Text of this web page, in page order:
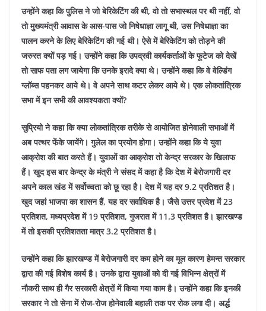
उन्होंने कहा कि पुलिस ने जो बेरिकेटिंग की थी, वो तो सभास्थल पर थी नहीं, वो
तो मुख्यमंत्री आवास के आस-पास जो निषेधाज्ञा लागू थी, उस निषेधाज्ञा का
पालन करने के लिए बेरिकेटिंग की गई थी। ऐसे में बेरिकेटिंग को तोड़ने की
जरुरत क्यों पड़ गई। उन्होंने कहा कि उपद्रवी कार्यकर्ताओं के फूटेज को देखें
तो साफ पता लग जायेगा कि उनके इरादे क्या थे। उन्होंने कहा कि वे वेल्डिंग
ग्लॉब्स पहनकर आये थे। वे अपने साथ कटर लेकर आये थे। एक लोकतांत्रिक
सभा में इन सभी की आवश्यकता क्यों?
सुप्रियो ने कहा कि क्या लोकतांत्रिक तरीके से आयोजित होनेवाली सभाओं में
अब पत्थर फेंके जायेंगे। गुलेल का प्रयोग होगा। उन्होंने कहा कि ये युवा
आक्रोश की बात करते हैं। युवाओं का आक्रोश तो केन्द्र सरकार के खिलाफ
हैं। खुद इस बार केन्द्र के मंत्री ने संसद में कहा है कि देश में बेरोजगारी दर
अपने काल खंड में सर्वोच्चता को छू रहा है। देश में यह दर 9.2 प्रतिशत है।
खुद जहां भाजपा का शासन हैं, यह दर सर्वाधिक है। जैसे उत्तर प्रदेश में 23
प्रतिशत, मध्यप्रदेश में 19 प्रतिशत, गुजरात में 11.3 प्रतिशत है। झारखण्ड
में तो इसकी प्रतिशतता मात्र 3.2 प्रतिशत है।
उन्होंने कहा कि झारखण्ड में बेरोजगारी दर कम होने का मूल कारण हेमन्त सरकार
द्वारा की गई विशेष कार्य है। उनके द्वारा युवाओं को दी गई विभिन्न क्षेत्रों में
नौकरी साथ ही गैर सरकारी क्षेत्रों में किया गया काम है। उन्होंने कहा कि इनकी
सरकार ने तो सेना में रोज-रोज होनेवाली बहाली तक पर रोक लगा दी। अर्द्ध